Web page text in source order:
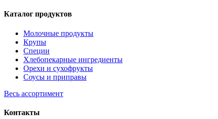
Каталог продуктов
Молочные продукты
Крупы
Специи
Хлебопекарные ингредиенты
Орехи и сухофрукты
Соусы и приправы
Весь ассортимент
Контакты